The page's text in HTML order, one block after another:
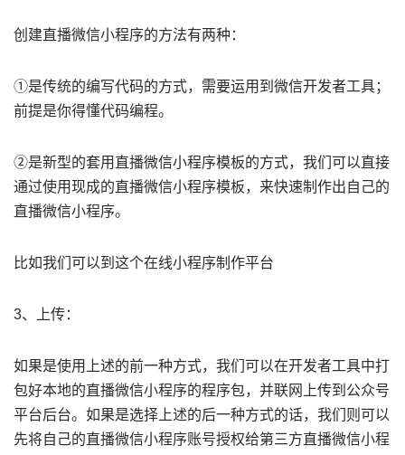
创建直播微信小程序的方法有两种：
①是传统的编写代码的方式，需要运用到微信开发者工具；
前提是你得懂代码编程。
②是新型的套用直播微信小程序模板的方式，我们可以直接
通过使用现成的直播微信小程序模板，来快速制作出自己的
直播微信小程序。
比如我们可以到这个在线小程序制作平台
3、上传：
如果是使用上述的前一种方式，我们可以在开发者工具中打
包好本地的直播微信小程序的程序包，并联网上传到公众号
平台后台。如果是选择上述的后一种方式的话，我们则可以
先将自己的直播微信小程序账号授权给第三方直播微信小程